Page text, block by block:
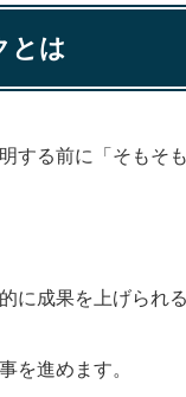
とは
する前に「そもそ
に成果を上げられ
を進めます。